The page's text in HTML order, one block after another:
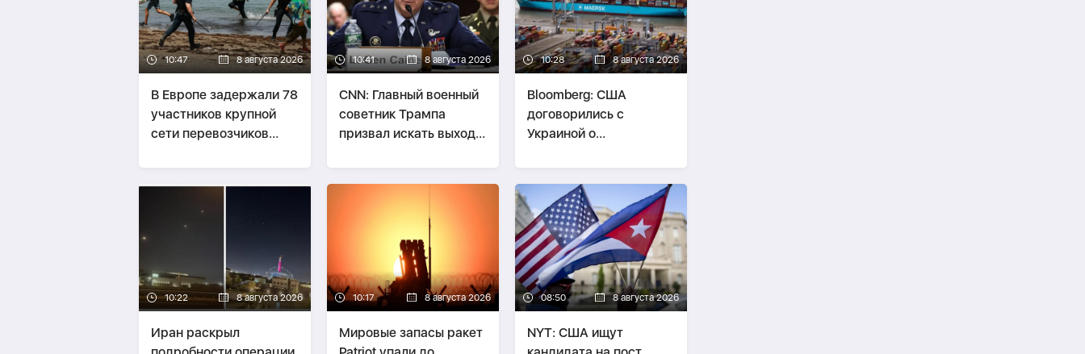
10:47 8 августа 2026
В Европе задержали 78
участников крупной
сети перевозчиков
10:41 8 августа 2026
CNN: Главный военный
советник Трампа
призвал искать выход
10:28 8 августа 2026
Bloomberg: США
договорились с
Украиной о
нефти Казахстана
10:22 8 августа 2026
Иран раскрыл
10:17 8 августа 2026
Мировые запасы ракет
08:50 8 августа 2026
NYT: США ищут